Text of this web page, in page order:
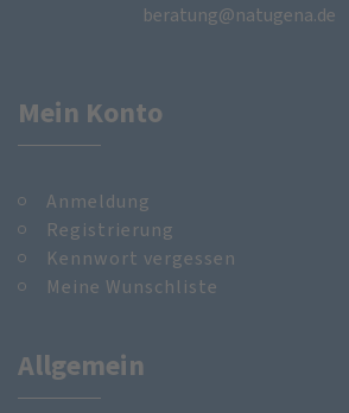
beratung@natugena.de
Mein Konto
Anmeldung
Registrierung
Kennwort vergessen
Meine Wunschliste
Allgemein